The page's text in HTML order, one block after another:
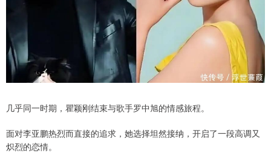
几乎同一时期，瞿颖刚结束与歌手罗中旭的情感旅程。
面对李亚鹏热烈而直接的追求，她选择坦然接纳，开启了一段高调又
炽烈的恋情。